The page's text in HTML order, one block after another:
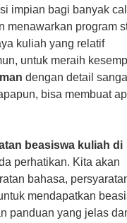
impian bagi banyak
menawarkan program
kuliah yang relatif
untuk meraih
dengan detail
bisa membuat
beasiswa kuliah di
perhatikan. Kita akan
bahasa,
mendapatkan
panduan yang jelas
Pendaftaran